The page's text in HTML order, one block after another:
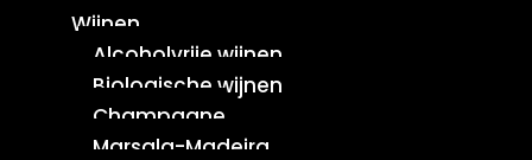
Wijnen
Alcoholvrije wijnen
Biologische wijnen
Champagne
Marsala-Madeira